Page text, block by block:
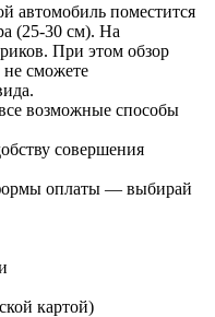
поместится
(25-30 см). На
При этом обзор
не сможете
возможные способы
совершения
оплаты — выбирай
картой)